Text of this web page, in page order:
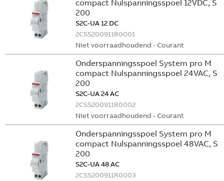
compact Nulspanningsspoel 12VDC, S
200
S2C-UA 12 DC
2CSS200911R0001
Niet voorraadhoudend - Courant
Onderspanningsspoel System pro M
compact Nulspanningsspoel 24VAC, S
200
S2C-UA 24 AC
2CSS200911R0002
Niet voorraadhoudend - Courant
Onderspanningsspoel System pro M
compact Nulspanningsspoel 48VAC, S
200
S2C-UA 48 AC
2CSS200911R0003